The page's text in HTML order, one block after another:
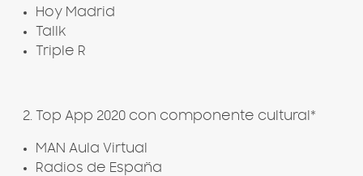
Hoy Madrid
Tallk
Triple R
Top App 2020 con componente cultural*
MAN Aula Virtual
Radios de España